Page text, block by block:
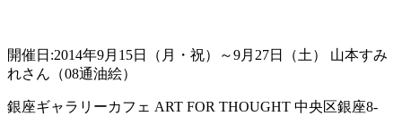
開催日:2014年9月15日（月・祝）～9月27日（土） 山本すみ
れさん（08通油絵）
銀座ギャラリーカフェ ART FOR THOUGHT 中央区銀座8-